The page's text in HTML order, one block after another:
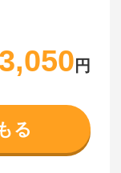
3,050 円
る